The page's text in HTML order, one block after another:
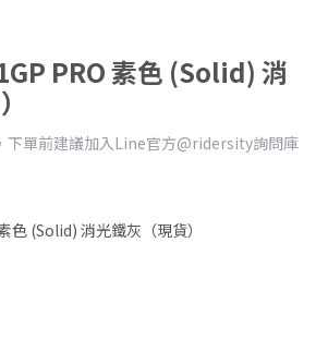
PRO 素色 (Solid) 消
下單前建議加入Line官方@ridersity詢問庫
色 (Solid) 消光鐵灰（現貨）